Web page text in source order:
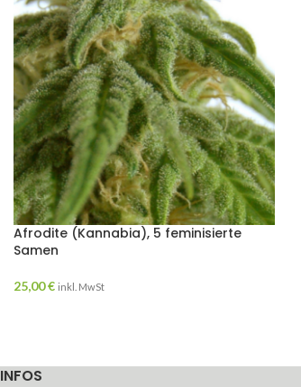
Afrodite (Kannabia), 5 feminisierte
Samen
25,00€ inkl. MwSt
INFOS